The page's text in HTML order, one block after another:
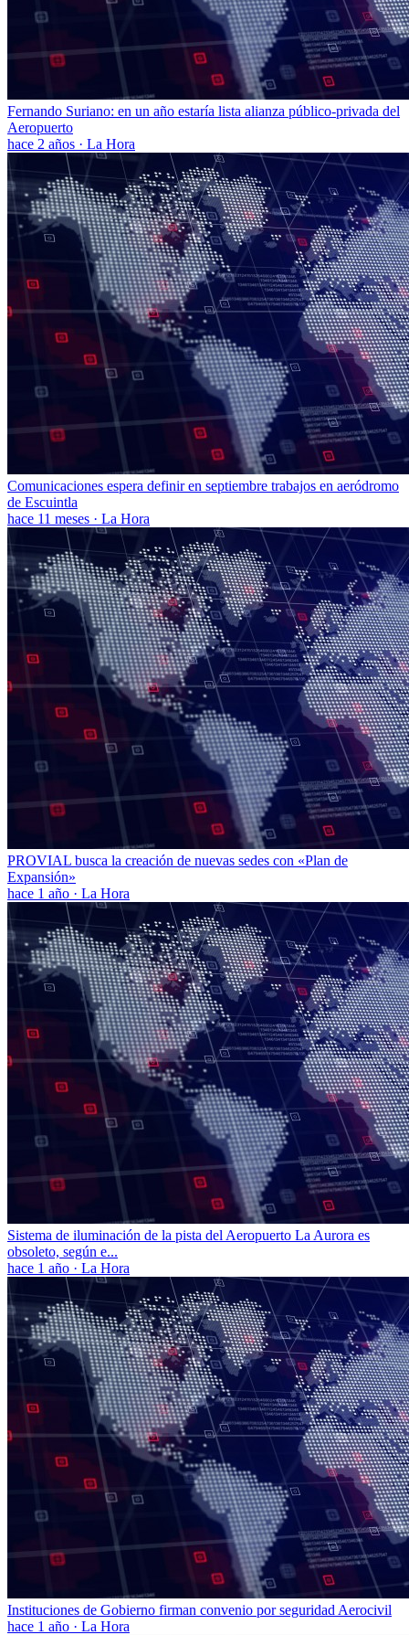
Fernando Suriano: en un año estaría lista alianza público-privada del
Aeropuerto
hace 2 años · La Hora
Comunicaciones espera definir en septiembre trabajos en aeródromo
de Escuintla
hace 11 meses · La Hora
PROVIAL busca la creación de nuevas sedes con «Plan de
Expansión»
hace 1 año · La Hora
Sistema de iluminación de la pista del Aeropuerto La Aurora es
obsoleto, según e...
hace 1 año · La Hora
Instituciones de Gobierno firman convenio por seguridad Aerocivil
hace 1 año · La Hora